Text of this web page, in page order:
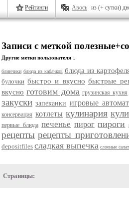
Рейтинги Авось из (+ сутки)
Записи с меткой
Другие метки пользователя ↓
блинчики блюда из кабачков блюда из
булочки быстро и вкусно быстрые
вкусно готовим дома грузинская кухня
закуски запеканки игровые
консервация котлеты кулинария
первые блюда печенье пирог пироги
рецепты рецепты
depositfiles сладкая выпечка слоеные
Страницы: